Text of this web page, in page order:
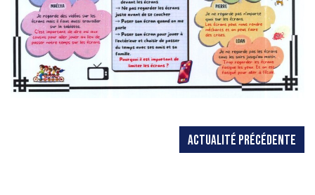
ACTUALITÉ PRÉCÉDENTE